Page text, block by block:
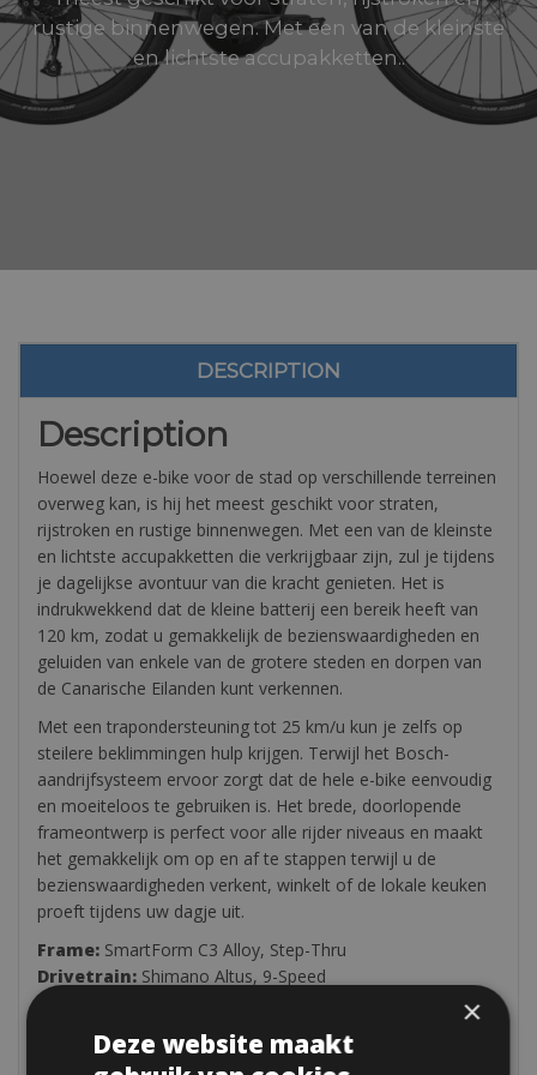
rustige binnenwegen. Met een van de kleinste
en lichtste accupakketten..
DESCRIPTION
Description
Hoewel deze e-bike voor de stad op verschillende terreinen
overweg kan, is hij het meest geschikt voor straten,
rijstroken en rustige binnenwegen. Met een van de kleinste
en lichtste accupakketten die verkrijgbaar zijn, zul je tijdens
je dagelijkse avontuur van die kracht genieten. Het is
indrukwekkend dat de kleine batterij een bereik heeft van
120 km, zodat u gemakkelijk de bezienswaardigheden en
geluiden van enkele van de grotere steden en dorpen van
de Canarische Eilanden kunt verkennen.
Met een trapondersteuning tot 25 km/u kun je zelfs op
steilere beklimmingen hulp krijgen. Terwijl het Bosch-
aandrijfsysteem ervoor zorgt dat de hele e-bike eenvoudig
en moeiteloos te gebruiken is. Het brede, doorlopende
frameontwerp is perfect voor alle rijder niveaus en maakt
het gemakkelijk om op en af ​​te stappen terwijl u de
bezienswaardigheden verkent, winkelt of de lokale keuken
proeft tijdens uw dagje uit.
Frame: SmartForm C3 Alloy, Step-Thru
Drivetrain: Shimano Altus, 9-Speed
Crank:
Remmen:Tektro HD-T275 Hydraulic Disc, 180/160mm
×
Deze website maakt